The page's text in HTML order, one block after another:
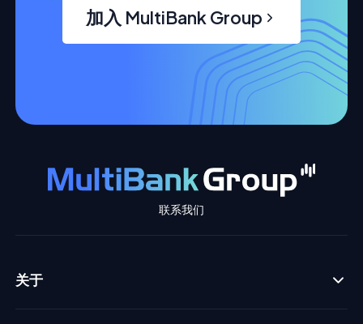
加入 MultiBank Group
联系我们
关于